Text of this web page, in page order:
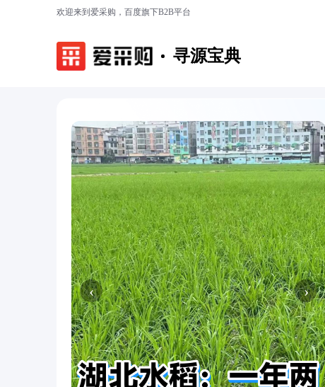
欢迎来到爱采购，百度旗下B2B平台
寻源宝典
‹ ›